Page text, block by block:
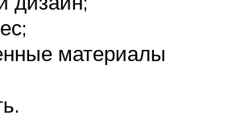
материалы